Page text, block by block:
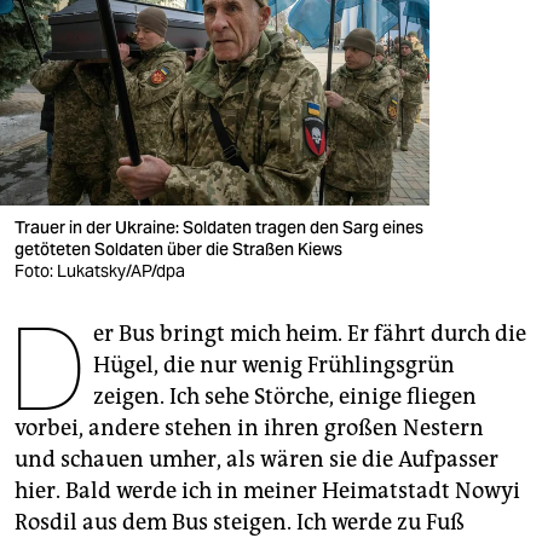
verlag
verlag
veranstaltungen
shop
fragen & hilfe
unterstützen
abo
genossenschaft
epaper login
Trauer in der Ukraine: Soldaten tragen den Sarg eines
getöteten Soldaten über die Straßen Kiews
Foto: Lukatsky/AP/dpa
D er Bus bringt mich heim. Er fährt durch die
Hügel, die nur wenig Frühlingsgrün
zeigen. Ich sehe Störche, einige fliegen
vorbei, andere stehen in ihren großen Nestern
und schauen umher, als wären sie die Aufpasser
hier. Bald werde ich in meiner Heimatstadt Nowyi
Rosdil aus dem Bus steigen. Ich werde zu Fuß